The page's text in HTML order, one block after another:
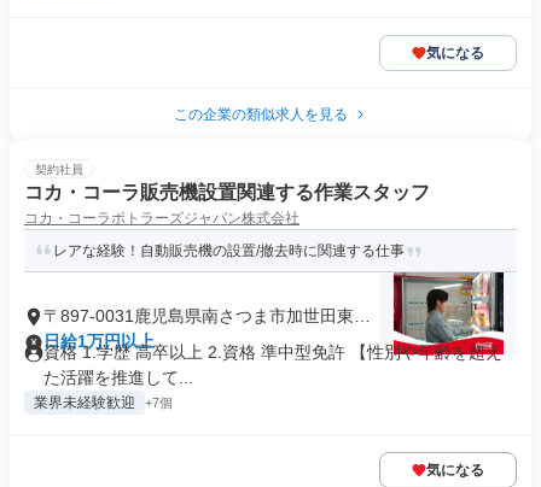
気になる
この企業の類似求人を見る
契約社員
コカ・コーラ販売機設置関連する作業スタッフ
コカ・コーラボトラーズジャパン株式会社
レアな経験！自動販売機の設置/撤去時に関連する仕事
〒897-0031鹿児島県南さつま市加世田東本
町
日給1万円以上
資格 1.学歴 高卒以上 2.資格 準中型免許 【性別や年齢を超え
た活躍を推進して...
業界未経験歓迎 +7個
気になる